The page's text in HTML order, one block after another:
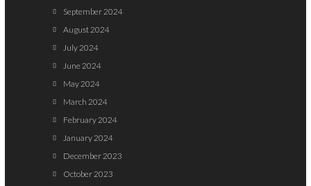
September 2024
August 2024
July 2024
June 2024
May 2024
March 2024
February 2024
January 2024
December 2023
October 2023